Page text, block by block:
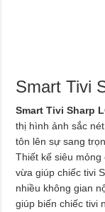
Smart Tivi
Smart Tivi Sharp
thị hình ảnh sắc
tôn lên sự sang
Thiết kế siêu
vừa giúp chiếc tivi
nhiều không gian
giúp biến chiếc tivi